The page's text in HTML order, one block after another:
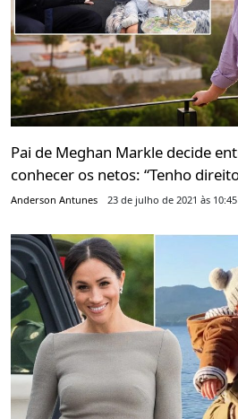
Pai de Meghan Markle decide
conhecer os netos: “Tenho
Anderson Antunes 23 de julho de 2021 às 10:45